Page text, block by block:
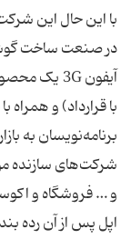
با این حال این
با قرارداد) و همراه
برنامه‌نویسان به
شرکت‌های سازنده
اپل پس از آن رده